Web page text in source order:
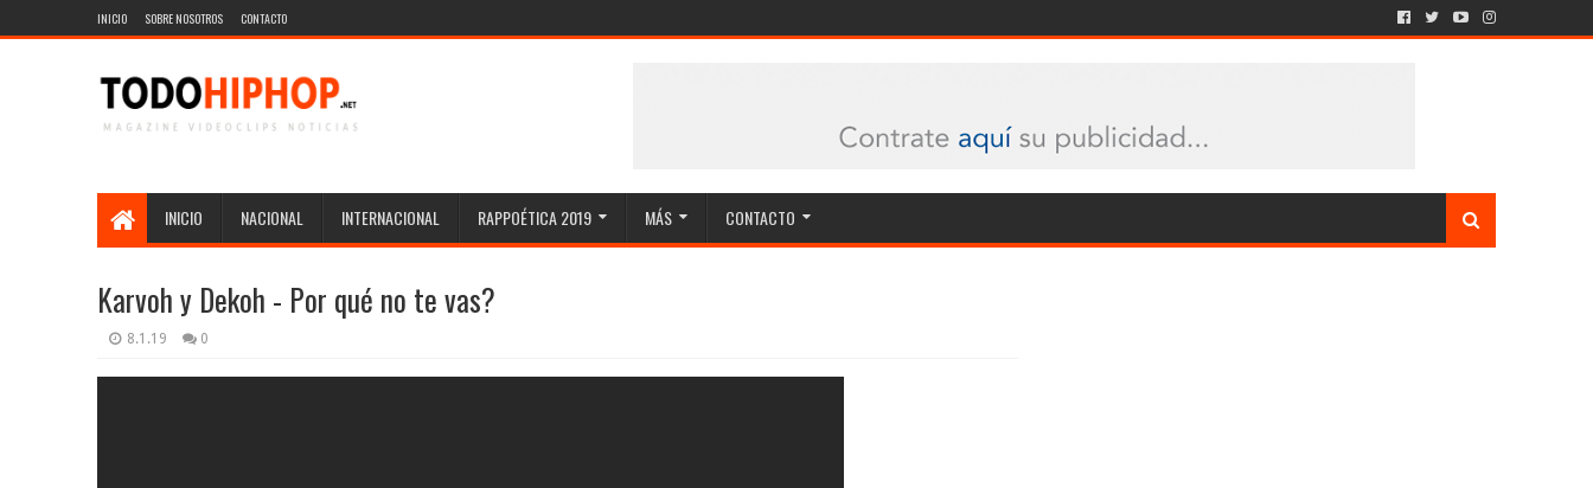
INICIO SOBRE NOSOTROS CONTACTO
INICIO NACIONAL INTERNACIONAL RAPPOÉTICA 2019 MÁS CONTACTO
Karvoh y Dekoh - Por qué no te vas?
8.1.19 0